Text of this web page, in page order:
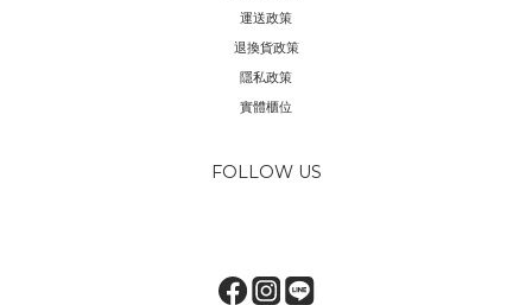
運送政策
退換貨政策
隱私政策
實體櫃位
FOLLOW US